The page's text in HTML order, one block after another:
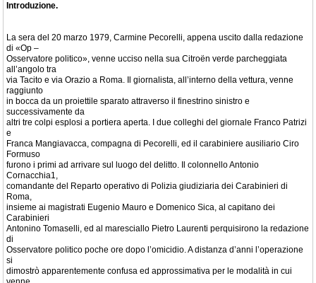
Introduzione.
La sera del 20 marzo 1979, Carmine Pecorelli, appena uscito dalla redazione
di «Op –
Osservatore politico», venne ucciso nella sua Citroën verde parcheggiata
all’angolo tra
via Tacito e via Orazio a Roma. Il giornalista, all’interno della vettura, venne
raggiunto
in bocca da un proiettile sparato attraverso il finestrino sinistro e
successivamente da
altri tre colpi esplosi a portiera aperta. I due colleghi del giornale Franco Patrizi
e
Franca Mangiavacca, compagna di Pecorelli, ed il carabiniere ausiliario Ciro
Formuso
furono i primi ad arrivare sul luogo del delitto. Il colonnello Antonio
Cornacchia1,
comandante del Reparto operativo di Polizia giudiziaria dei Carabinieri di
Roma,
insieme ai magistrati Eugenio Mauro e Domenico Sica, al capitano dei
Carabinieri
Antonino Tomaselli, ed al maresciallo Pietro Laurenti perquisirono la redazione
di
Osservatore politico poche ore dopo l’omicidio. A distanza d’anni l’operazione
si
dimostrò apparentemente confusa ed approssimativa per le modalità in cui